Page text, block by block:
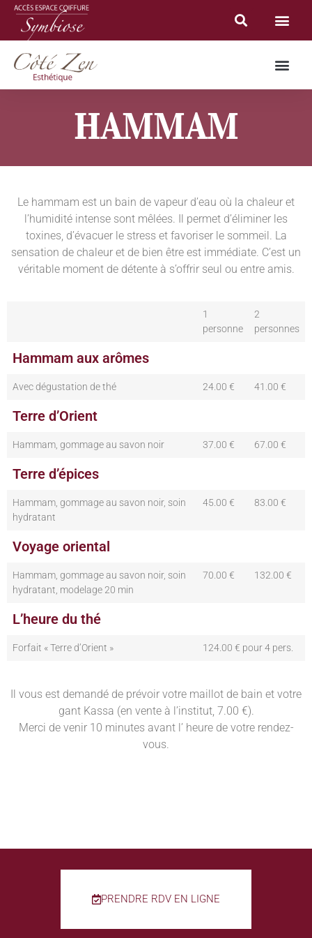
HAMMAM
Le hammam est un bain de vapeur d’eau où la chaleur et
l’humidité intense sont mêlées. Il permet d’éliminer les
toxines, d’évacuer le stress et favoriser le sommeil. La
sensation de chaleur et de bien être est immédiate. C’est un
véritable moment de détente à s’offrir seul ou entre amis.
1
personne
2
personnes
Hammam aux arômes
Avec dégustation de thé 24.00 € 41.00 €
Terre d’Orient
Hammam, gommage au savon noir 37.00 € 67.00 €
Terre d’épices
Hammam, gommage au savon noir, soin
hydratant
45.00 € 83.00 €
Voyage oriental
Hammam, gommage au savon noir, soin
hydratant, modelage 20 min
70.00 € 132.00 €
L’heure du thé
Forfait « Terre d’Orient » 124.00 € pour 4 pers.
Il vous est demandé de prévoir votre maillot de bain et votre
gant Kassa (en vente à l’institut, 7.00 €).
Merci de venir 10 minutes avant l’ heure de votre rendez-
vous.
PRENDRE RDV EN LIGNE